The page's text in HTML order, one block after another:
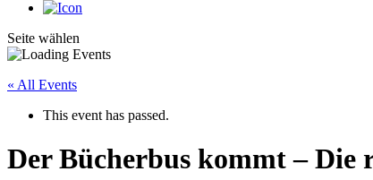
Seite wählen
« All Events
This event has passed.
Der Bücherbus kommt –